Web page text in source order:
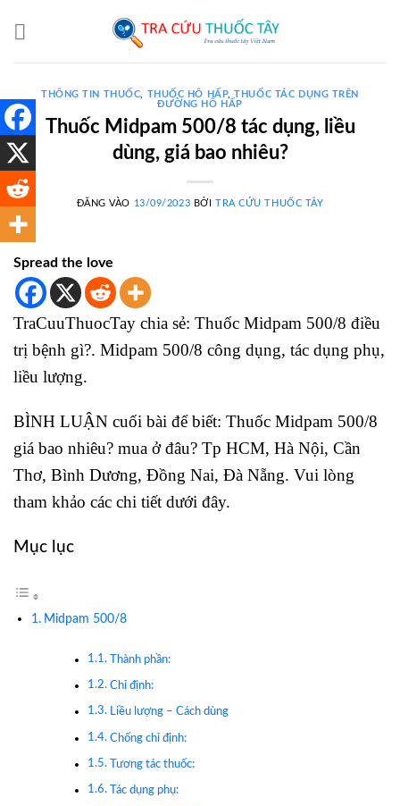
THÔNG TIN THUỐC THUỐC HÔ HẤP,THUỐC TÁC DỤNG TRÊN
ĐƯỜNG HÔ HẤP
Thuốc Midpam 500/8 tác dụng, liều
dùng, giá bao nhiêu?
ĐĂNG VÀO 13/09/2023 BỞI TRA CỨU THUỐC TÂY
Spread the love
TraCuuThuocTay chia sẻ: Thuốc Midpam 500/8 điều
trị bệnh gì?. Midpam 500/8 công dụng, tác dụng phụ,
liều lượng.
BÌNH LUẬN cuối bài để biết: Thuốc Midpam 500/8
giá bao nhiêu? mua ở đâu? Tp HCM, Hà Nội, Cần
Thơ, Bình Dương, Đồng Nai, Đà Nẵng. Vui lòng
tham khảo các chi tiết dưới đây.
Mục lục
Midpam 500/8
Thành phần:
Chỉ định:
Liều lượng – Cách dùng
Chống chỉ định:
Tương tác thuốc:
Tác dụng phụ: